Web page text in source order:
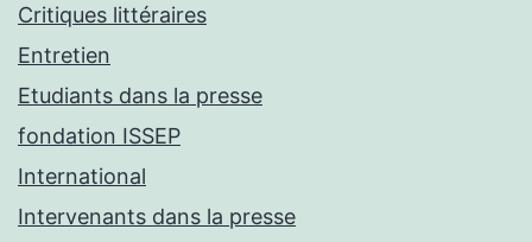
Critiques littéraires
Entretien
Etudiants dans la presse
fondation ISSEP
International
Intervenants dans la presse